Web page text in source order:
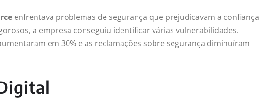
enfrentava problemas de segurança que prejudicavam a confiança
a empresa conseguiu identificar várias vulnerabilidades.
em 30% e as reclamações sobre segurança diminuíram